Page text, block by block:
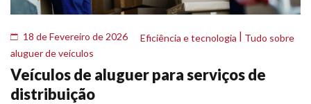
18 de Fevereiro de 2026 Eficiência e tecnologia | Tudo sobre
aluguer de veículos
Veículos de aluguer para serviços de
distribuição